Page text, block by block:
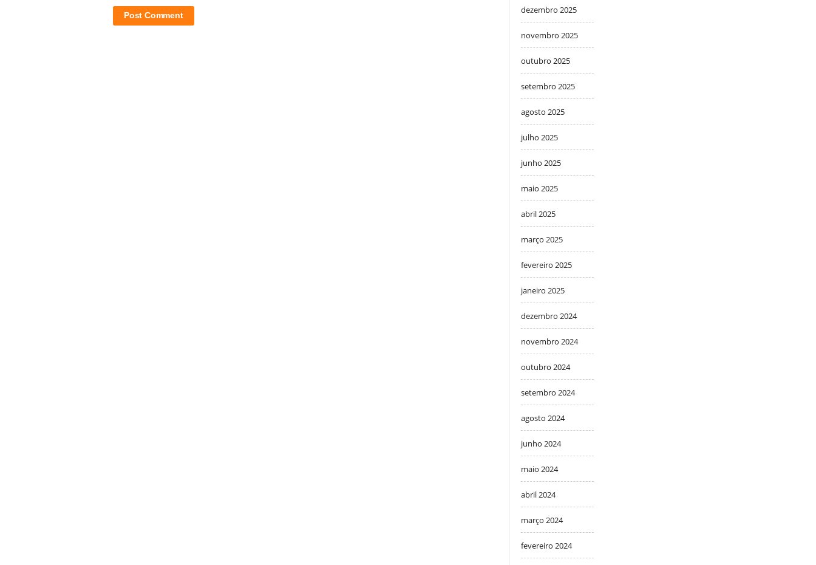
dezembro 2025
novembro 2025
outubro 2025
setembro 2025
agosto 2025
julho 2025
junho 2025
maio 2025
abril 2025
março 2025
fevereiro 2025
janeiro 2025
dezembro 2024
novembro 2024
outubro 2024
setembro 2024
agosto 2024
junho 2024
maio 2024
abril 2024
março 2024
fevereiro 2024